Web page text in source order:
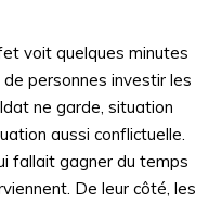
voit quelques minutes
personnes investir les
ne garde, situation
aussi conflictuelle.
fallait gagner du temps
De leur côté, les